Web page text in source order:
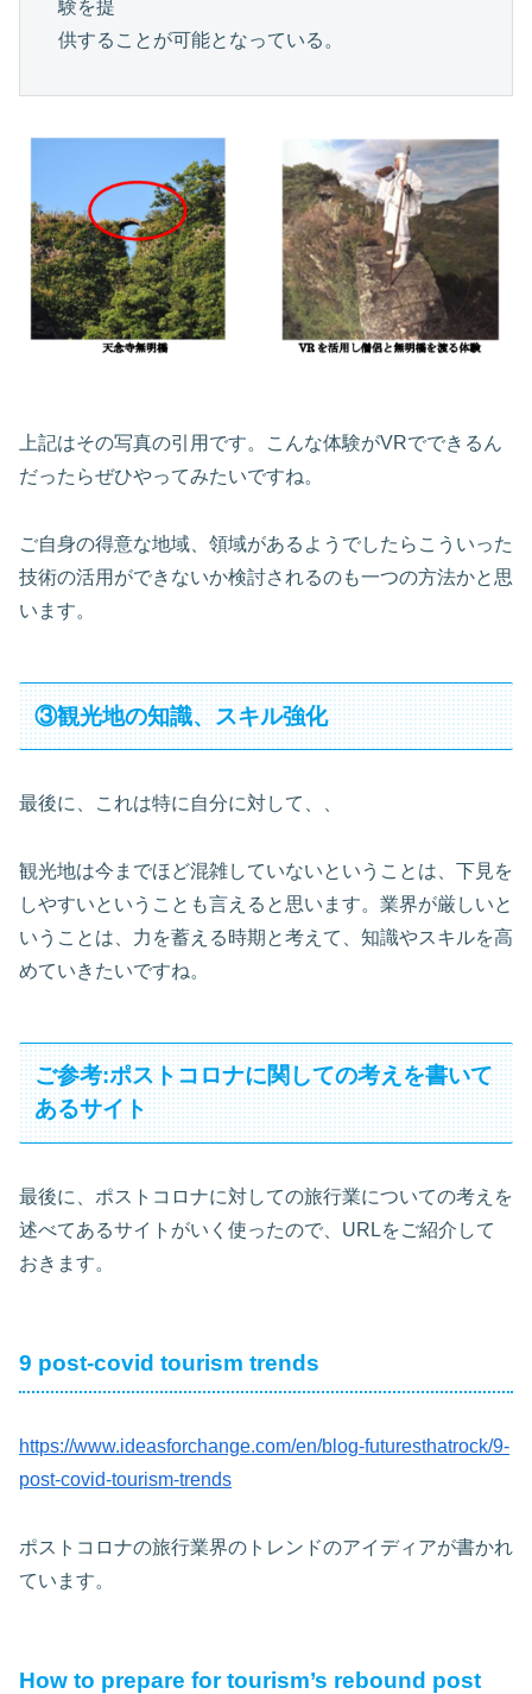
験を提
供することが可能となっている。
上記はその写真の引用です。こんな体験がVRでできるん
だったらぜひやってみたいですね。
ご自身の得意な地域、領域があるようでしたらこういった
技術の活用ができないか検討されるのも一つの方法かと思
います。
③観光地の知識、スキル強化
最後に、これは特に自分に対して、、
観光地は今までほど混雑していないということは、下見を
しやすいということも言えると思います。業界が厳しいと
いうことは、力を蓄える時期と考えて、知識やスキルを高
めていきたいですね。
ご参考:ポストコロナに関しての考えを書いて
あるサイト
最後に、ポストコロナに対しての旅行業についての考えを
述べてあるサイトがいく使ったので、URLをご紹介して
おきます。
9 post-covid tourism trends
https://www.ideasforchange.com/en/blog-futuresthatrock/9-
post-covid-tourism-trends
ポストコロナの旅行業界のトレンドのアイディアが書かれ
ています。
How to prepare for tourism’s rebound post